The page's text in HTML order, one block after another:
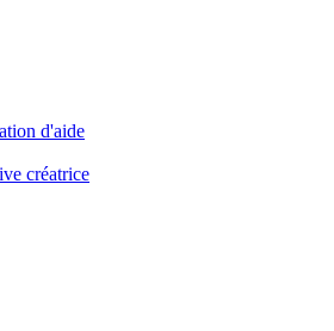
d'aide
créatrice